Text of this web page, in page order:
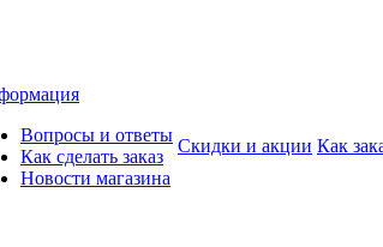
Вопросы и ответы
Как сделать заказ
Новости магазина
Скидки и акции Как